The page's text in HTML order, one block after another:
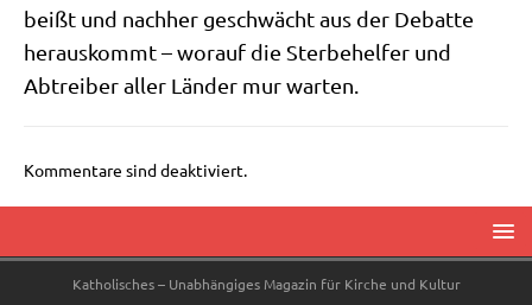
beißt und nach­her geschwächt aus der Debat­te
her­aus­kommt – wor­auf die Ster­be­hel­fer und
Abtrei­ber aller Län­der mur warten.
Kommentare sind deaktiviert.
Katholisches – Unabhängiges Magazin für Kirche und Kultur